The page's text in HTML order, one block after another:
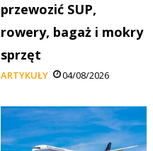
przewozić SUP,
rowery, bagaż i mokry
sprzęt
ARTYKUŁY 04/08/2026